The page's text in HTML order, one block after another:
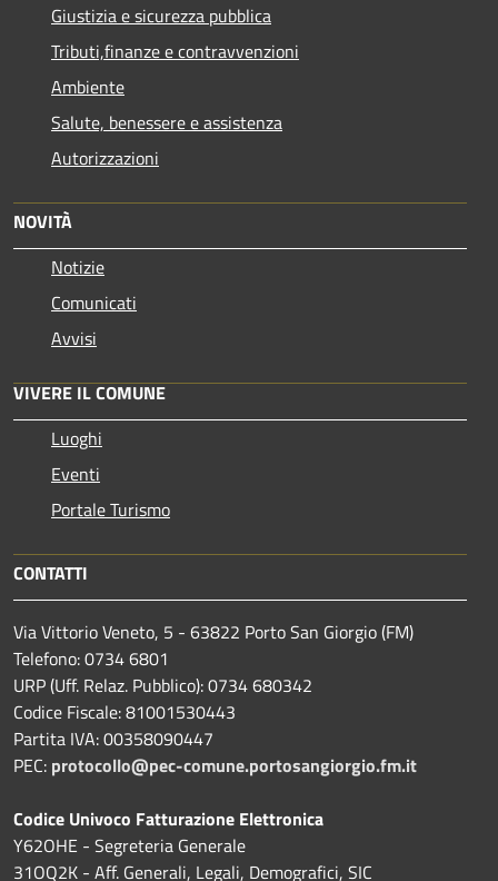
Giustizia e sicurezza pubblica
Tributi,finanze e contravvenzioni
Ambiente
Salute, benessere e assistenza
Autorizzazioni
NOVITÀ
Notizie
Comunicati
Avvisi
VIVERE IL COMUNE
Luoghi
Eventi
Portale Turismo
CONTATTI
Via Vittorio Veneto, 5 - 63822 Porto San Giorgio (FM)
Telefono: 0734 6801
URP (Uff. Relaz. Pubblico): 0734 680342
Codice Fiscale: 81001530443
Partita IVA: 00358090447
PEC: protocollo@pec-comune.portosangiorgio.fm.it
Codice Univoco Fatturazione Elettronica
Y62OHE - Segreteria Generale
31OQ2K - Aff. Generali, Legali, Demografici, SIC